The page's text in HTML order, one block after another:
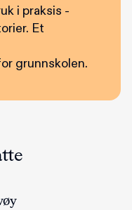
i praksis -
Et
grunnskolen.